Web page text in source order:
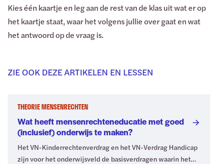
Kies één kaartje en leg aan de rest van de klas uit wat er op
het kaartje staat, waar het volgens jullie over gaat en wat
het antwoord op de vraag is.
ZIE OOK DEZE ARTIKELEN EN LESSEN
Wat heeft mensenrechteneducatie met goed
(inclusief) onderwijs te maken?
THEORIE MENSENRECHTEN
Het VN-Kinderrechtenverdrag en het VN-Verdrag Handicap
zijn voor het onderwijsveld de basisverdragen waarin het